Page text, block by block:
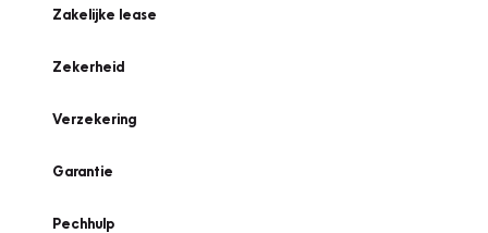
Zakelijke lease
Zekerheid
Verzekering
Garantie
Pechhulp